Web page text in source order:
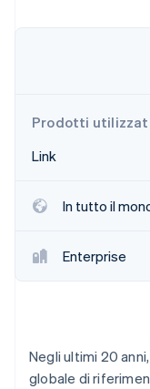
collegati
Product
Radar
Atlas
Climate
Rimozione del
Prodotti
Link
In tutto il
Enterprise
Negli ultimi 20
globale di